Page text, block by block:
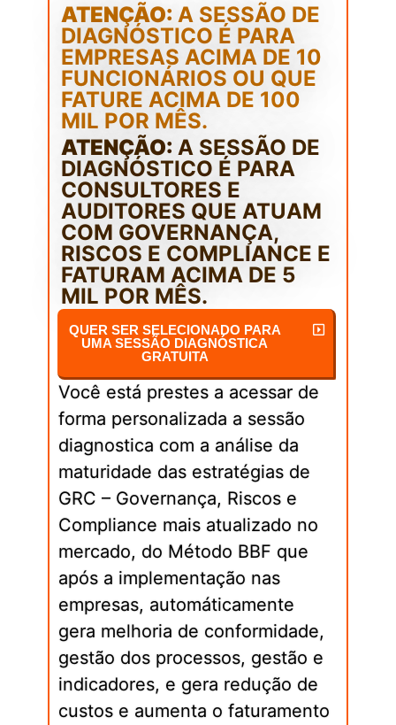
ATENÇÃO: A SESSÃO DE
DIAGNÓSTICO É PARA
EMPRESAS ACIMA DE 10
FUNCIONÁRIOS OU QUE
FATURE ACIMA DE 100
MIL POR MÊS.
ATENÇÃO: A SESSÃO DE
DIAGNÓSTICO É PARA
CONSULTORES E
AUDITORES QUE ATUAM
COM GOVERNANÇA,
RISCOS E COMPLIANCE E
FATURAM ACIMA DE 5
MIL POR MÊS.
Você está prestes a acessar de
forma personalizada a sessão
diagnostica com a análise da
maturidade das estratégias de
GRC – Governança, Riscos e
Compliance mais atualizado no
mercado, do Método BBF que
após a implementação nas
empresas, automáticamente
gera melhoria de conformidade,
gestão dos processos, gestão e
indicadores, e gera redução de
custos e aumenta o faturamento
QUER SER SELECIONADO PARA
UMA SESSÃO DIAGNÓSTICA
GRATUITA